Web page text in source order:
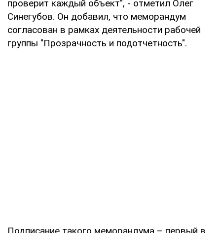
проверит каждый объект", - отметил Олег
Синегубов. Он добавил, что меморандум
согласован в рамках деятельности рабочей
группы "Прозрачность и подотчетность".